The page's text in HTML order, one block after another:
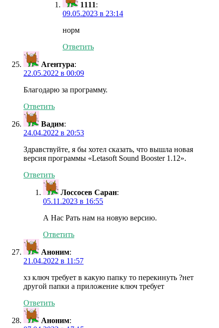
1111:
09.05.2023 в 23:14
норм
Ответить
Агентура:
22.05.2022 в 00:09
Благодарю за программу.
Ответить
Вадим:
24.04.2022 в 20:53
Здравствуйте, я бы хотел сказать, что вышла новая
версия программы «Letasoft Sound Booster 1.12».
Ответить
Лоссосев Саран:
05.11.2023 в 16:55
А Нас Рать нам на новую версию.
Ответить
Аноним:
21.04.2022 в 11:57
хз ключ требует в какую папку то перекинуть ?нет
другой папки а приложение ключ требует
Ответить
Аноним: